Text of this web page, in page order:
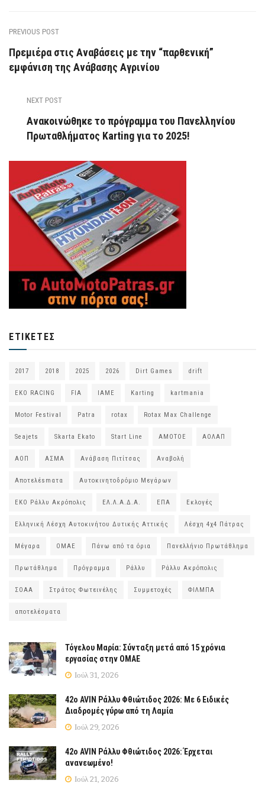
PREVIOUS POST
Πρεμιέρα στις Αναβάσεις με την “παρθενική”
εμφάνιση της Ανάβασης Αγρινίου
NEXT POST
Ανακοινώθηκε το πρόγραμμα του Πανελληνίου
Πρωταθλήματος Karting για το 2025!
ΕΤΙΚΈΤΕΣ
2017 2018 2025 2026 Dirt Games drift
EKO RACING FIA IAME Karting kartmania
Motor Festival Patra rotax Rotax Max Challenge
Seajets Skarta Ekato Start Line ΑΜΟΤΟΕ ΑΟΛΑΠ
ΑΟΠ ΑΣΜΑ Ανάβαση Πιτίτσας Αναβολή
Αποτελέsmατα Αυτοκινητοδρόμιο Μεγάρων
ΕΚΟ Ράλλυ Ακρόπολις ΕΛ.Λ.Α.Δ.Α. ΕΠΑ Εκλογές
Ελληνική Λέσχη Αυτοκινήτου Δυτικής Αττικής Λέσχη 4χ4 Πάτρας
Μέγαρα ΟΜΑΕ Πάνω από τα όρια Πανελλήνιο Πρωτάθλημα
Πρωτάθλημα Πρόγραμμα Ράλλυ Ράλλυ Ακρόπολις
ΣΟΑΑ Στράτος Φωτεινέλης Συμμετοχές ΦΙΛΜΠΑ
αποτελέσματα
Τόγελου Μαρία: Σύνταξη μετά από 15 χρόνια
εργασίας στην ΟΜΑΕ
Ιούλ 31, 2026
42ο AVIN Ράλλυ Φθιώτιδος 2026: Με 6 Ειδικές
Διαδρομές γύρω από τη Λαμία
Ιούλ 29, 2026
42ο AVIN Ράλλυ Φθιώτιδος 2026: Έρχεται
ανανεωμένο!
Ιούλ 21, 2026